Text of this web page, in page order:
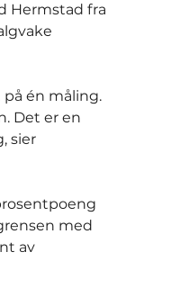
Hermstad fra
på én måling.
Det er en
sier
med
av